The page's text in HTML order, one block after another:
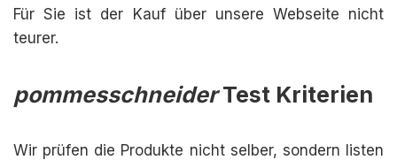
Für Sie ist der Kauf über unsere Webseite nicht
teurer.
pommesschneiderTest Kriterien
Wir prüfen die Produkte nicht selber, sondern listen